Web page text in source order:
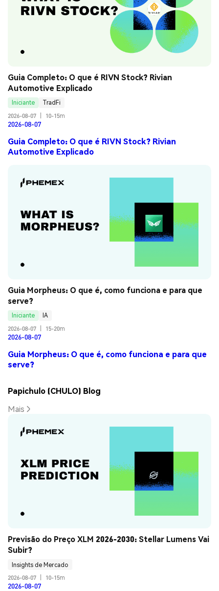
Guia Completo: O que é RIVN Stock? Rivian
Automotive Explicado
Iniciante
TradFi
2026-08-07
10-15m
2026-08-07
Guia Completo: O que é RIVN Stock? Rivian
Automotive Explicado
Guia Morpheus: O que é, como funciona e para que
serve?
Iniciante
IA
2026-08-07
15-20m
2026-08-07
Guia Morpheus: O que é, como funciona e para que
serve?
Papichulo (CHULO) Blog
Mais
Previsão do Preço XLM 2026-2030: Stellar Lumens Vai
Subir?
Insights de Mercado
2026-08-07
10-15m
2026-08-07